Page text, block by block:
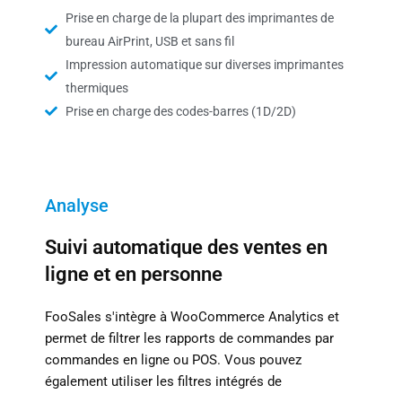
Prise en charge de la plupart des imprimantes de
bureau AirPrint, USB et sans fil
Impression automatique sur diverses imprimantes
thermiques
Prise en charge des codes-barres (1D/2D)
Analyse
Suivi automatique des ventes en
ligne et en personne
FooSales s'intègre à WooCommerce Analytics et
permet de filtrer les rapports de commandes par
commandes en ligne ou POS. Vous pouvez
également utiliser les filtres intégrés de